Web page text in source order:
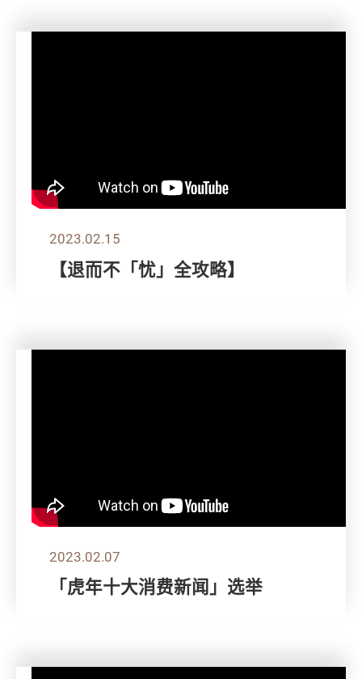
2023.02.15
【退而不「忧」全攻略】
2023.02.07
「虎年十大消费新闻」选举